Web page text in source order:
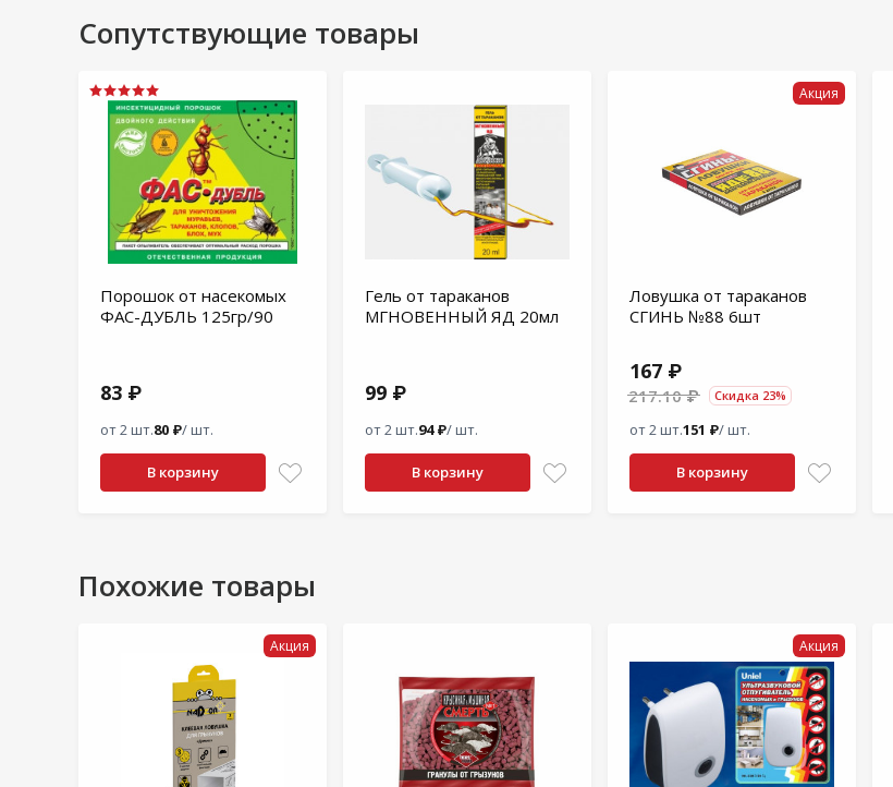
Сопутствующие товары
Порошок от насекомых
ФАС-ДУБЛЬ 125гр/90
83 ₽
от 2 шт.80 ₽/ шт.
В корзину
Гель от тараканов
МГНОВЕННЫЙ ЯД 20мл
99 ₽
от 2 шт.94 ₽/ шт.
В корзину
Акция
Ловушка от тараканов
СГИНЬ №88 6шт
167 ₽
217.10 ₽ Скидка 23%
от 2 шт.151 ₽/ шт.
В корзину
Похожие товары
Акция Акция